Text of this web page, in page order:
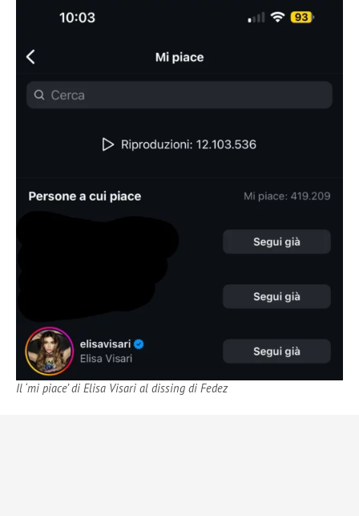
Il ‘mi piace’ di Elisa Visari al dissing di Fedez